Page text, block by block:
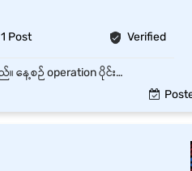
1 Post Verified
Warehouse လုပ်ငန်းစဉ်များ ချောမွေ့ပြီး ထိရောက်မှုရှိစေရန်အတွက် အဖွဲ့ဝင်များနှင့်ဆောင်ရွက်ရမည်။ နေ့စဉ် operation ပိုင်းတွင် invoice များ စီစစ်ပေးခြင်း ပစ္စည်းပို့ခြင်းများဆောင်ရွက်ပေးရမည်။ နေ့စဉ် ပစ္စည်းပို့ခြင်းများဆောင်ရွှက်ပေးခြင်း နေ့စဉ်လုပ်ငန်းတာဝန်များကို Warehous တွင်ချမှတ်ထားသော (SOPs) များအတိုင်းလိုက်နာဆောင်ရွက်ရမည်။ Logistics and Transport Vendors များနှင့် Relationships ကောင်းမွန်အောင်ထိန်းသိမ်းပြီး လုပ်ငန်းစဉ်များ ချောမွေ့အောင် ဆောင်ရွက်ရမည်။